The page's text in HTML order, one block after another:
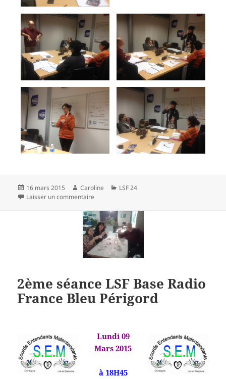
Publié
le
16 mars 2015 Auteur
Caroline Catégories
LSF 24
Laisser un commentaire
2ème séance LSF Base Radio
France Bleu Périgord
Lundi 09
Mars 2015
à 18H45